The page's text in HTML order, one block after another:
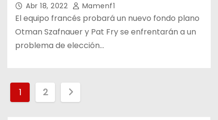
Abr 18, 2022 Mamenf1
El equipo francés probará un nuevo fondo plano
Otman Szafnauer y Pat Fry se enfrentarán a un
problema de elección…
1 2